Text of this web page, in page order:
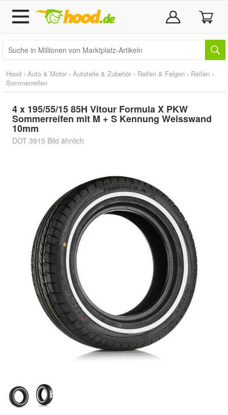
Hood › Auto & Motor › Autoteile & Zubehör › Reifen & Felgen › Reifen ›
Sommerreifen
4 x 195/55/15 85H Vitour Formula X PKW
Sommerreifen mit M + S Kennung Weisswand
10mm
DOT 3915 Bild ähnlich
Doppelt antippen zum
vergrößern